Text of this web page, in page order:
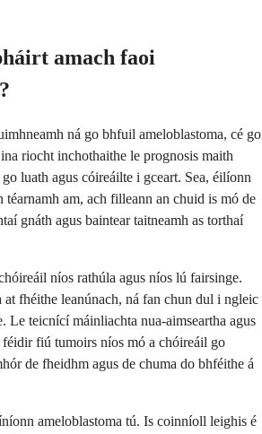
amach faoi
ná go bhfuil ameloblastoma, cé go
riocht inchothaithe le prognosis maith
luath agus cóireáilte i gceart. Sea, éilíonn
téarnamh am, ach filleann an chuid is mó de
gnáth agus baintear taitneamh as torthaí
níos rathúla agus níos lú fairsinge.
fhéithe leanúnach, ná fan chun dul i ngleic
Le teicnící máinliachta nua-aimseartha agus
fiú tumoirs níos mó a chóireáil go
de fheidhm agus de chuma do bhféithe á
ameloblastoma tú. Is coinníoll leighis é